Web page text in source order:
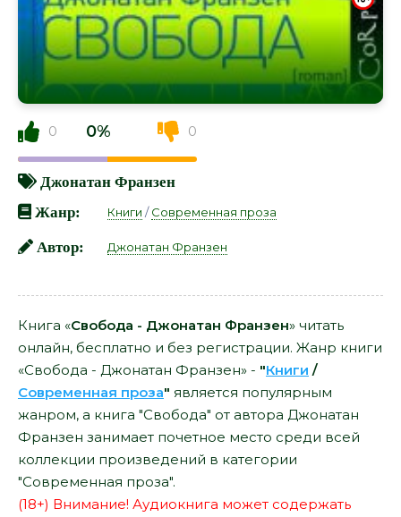
0 0% 0
Джонатан Франзен
Жанр:
Книги /Современная проза
Автор: Джонатан Франзен
Книга «Свобода - Джонатан Франзен» читать
онлайн, бесплатно и без регистрации. Жанр книги
«Свобода - Джонатан Франзен» - "Книги /
Современная проза" является популярным
жанром, а книга "Свобода" от автора Джонатан
Франзен занимает почетное место среди всей
коллекции произведений в категории
"Современная проза".
(18+) Внимание! Аудиокнига может содержать